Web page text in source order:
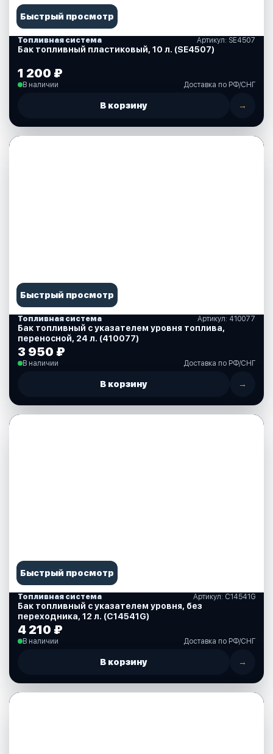
Быстрый просмотр
Топливная система Артикул: SE4507
Бак топливный пластиковый, 10 л. (SE4507)
1 200 ₽
В наличии Доставка по РФ/СНГ
В корзину →
Быстрый просмотр
Топливная система Артикул: 410077
Бак топливный с указателем уровня топлива,
переносной, 24 л. (410077)
3 950 ₽
В наличии Доставка по РФ/СНГ
В корзину →
Быстрый просмотр
Топливная система Артикул: C14541G
Бак топливный с указателем уровня, без
переходника, 12 л. (C14541G)
4 210 ₽
В наличии Доставка по РФ/СНГ
В корзину →